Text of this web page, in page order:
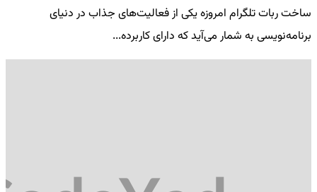
ساخت ربات تلگرام امروزه یکی از فعالیت‌های جذاب در دنیای
برنامه‌نویسی به شمار می‌آید که دارای کاربرده...